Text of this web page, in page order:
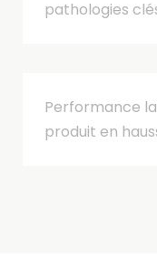
pathologies
Performance
produit en